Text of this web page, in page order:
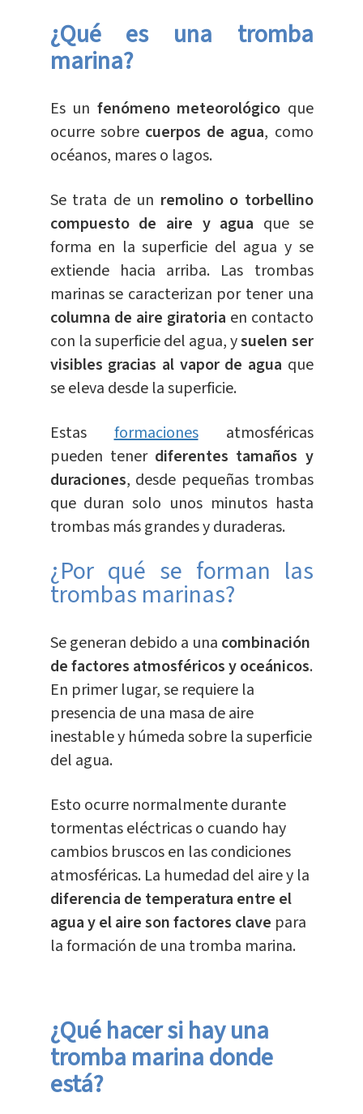
¿Qué es una tromba
marina?
Es un fenómeno meteorológico que
ocurre sobre cuerpos de agua, como
océanos, mares o lagos.
Se trata de un remolino o torbellino
compuesto de aire y agua que se
forma en la superficie del agua y se
extiende hacia arriba. Las trombas
marinas se caracterizan por tener una
columna de aire giratoria en contacto
con la superficie del agua, ysuelen ser
visibles gracias al vapor de agua que
se eleva desde la superficie.
Estasformacionesatmosféricas
pueden tener diferentes tamaños y
duraciones, desde pequeñas trombas
que duran solo unos minutos hasta
trombas más grandes y duraderas.
¿Por qué se forman las
trombas marinas?
Se generan debido a una combinación
de factores atmosféricos y oceánicos.
En primer lugar, se requiere la
presencia de una masa de aire
inestable y húmeda sobre la superficie
del agua.
Esto ocurre normalmente durante
tormentas eléctricas o cuando hay
cambios bruscos en las condiciones
atmosféricas. La humedad del aire y la
diferencia de temperatura entre el
agua y el aire son factores clave para
la formación de una tromba marina.
¿Qué hacer si hay una
tromba marina donde
está?